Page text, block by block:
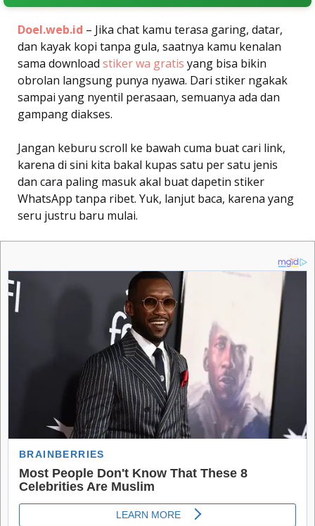
Doel.web.id – Jika chat kamu terasa garing, datar,
dan kayak kopi tanpa gula, saatnya kamu kenalan
sama download stiker wa gratis yang bisa bikin
obrolan langsung punya nyawa. Dari stiker ngakak
sampai yang nyentil perasaan, semuanya ada dan
gampang diakses.
Jangan keburu scroll ke bawah cuma buat cari link,
karena di sini kita bakal kupas satu per satu jenis
dan cara paling masuk akal buat dapetin stiker
WhatsApp tanpa ribet. Yuk, lanjut baca, karena yang
seru justru baru mulai.